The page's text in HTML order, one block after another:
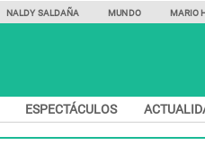
NALDY SALDAÑA MUNDO MARIO
ESPECTÁCULOS